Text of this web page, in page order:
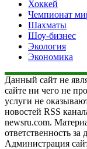
Хоккей
Чемпионат
Шахматы
Шоу-бизнес
Экология
Экономика
Данный сайт не
сайте ни чего не
услуги не
новостей RSS
newsru.com.
ответственность
Администрация